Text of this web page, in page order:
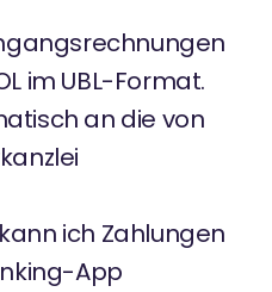
im UBL-Format.
an die von
ich Zahlungen
App